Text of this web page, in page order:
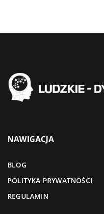
NAWIGACJA
BLOG
POLITYKA PRYWATNOŚCI
REGULAMIN